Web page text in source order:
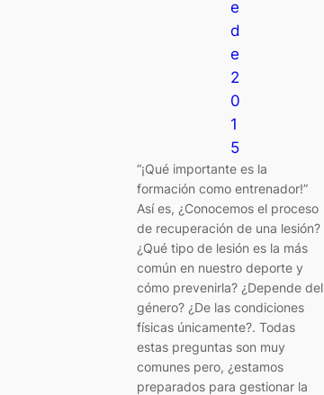
e
d
e
2
0
1
5
“¡Qué importante es la
formación como entrenador!”
Así es, ¿Conocemos el proceso
de recuperación de una lesión?
¿Qué tipo de lesión es la más
común en nuestro deporte y
cómo prevenirla? ¿Depende del
género? ¿De las condiciones
físicas únicamente?. Todas
estas preguntas son muy
comunes pero, ¿estamos
preparados para gestionar la